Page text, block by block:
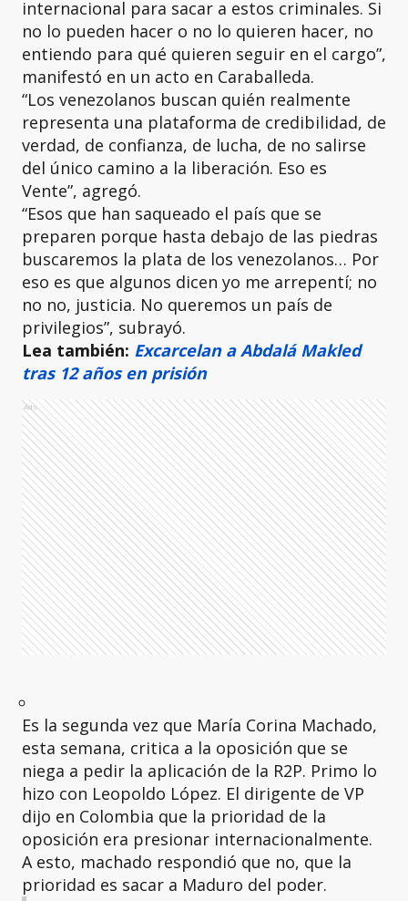
internacional para sacar a estos criminales. Si
no lo pueden hacer o no lo quieren hacer, no
entiendo para qué quieren seguir en el cargo”,
manifestó en un acto en Caraballeda.
“Los venezolanos buscan quién realmente
representa una plataforma de credibilidad, de
verdad, de confianza, de lucha, de no salirse
del único camino a la liberación. Eso es
Vente”, agregó.
“Esos que han saqueado el país que se
preparen porque hasta debajo de las piedras
buscaremos la plata de los venezolanos… Por
eso es que algunos dicen yo me arrepentí; no
no no, justicia. No queremos un país de
privilegios”, subrayó.
Lea también: Excarcelan a Abdalá Makled
tras 12 años en prisión
Ads
Es la segunda vez que María Corina Machado,
esta semana, critica a la oposición que se
niega a pedir la aplicación de la R2P. Primo lo
hizo con Leopoldo López. El dirigente de VP
dijo en Colombia que la prioridad de la
oposición era presionar internacionalmente.
A esto, machado respondió que no, que la
prioridad es sacar a Maduro del poder.